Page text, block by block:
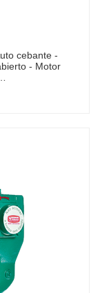
cebante -
- Motor